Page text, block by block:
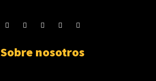
Sobre nosotros